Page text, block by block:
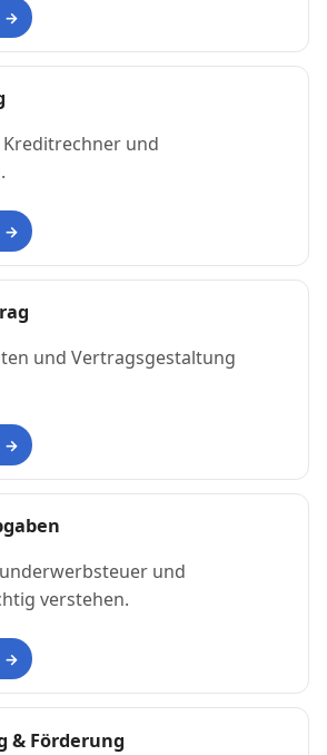
und
und Vertragsgestaltung
und
verstehen.
& Förderung